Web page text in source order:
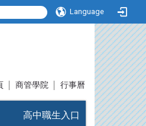
Language
商管學院 行事曆
高中職生入口